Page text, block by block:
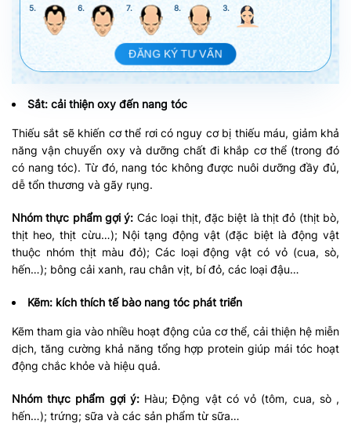
5. 6. 7. 8. 3.
ĐĂNG KÝ TƯ VẤN
Sắt: cải thiện oxy đến nang tóc
Thiếu sắt sẽ khiến cơ thể rơi có nguy cơ bị thiếu máu, giảm khả
năng vận chuyển oxy và dưỡng chất đi khắp cơ thể (trong đó
có nang tóc). Từ đó, nang tóc không được nuôi dưỡng đầy đủ,
dễ tổn thương và gãy rụng.
Nhóm thực phẩm gợi ý: Các loại thịt, đặc biệt là thịt đỏ (thịt bò,
thịt heo, thịt cừu…); Nội tạng động vật (đặc biệt là động vật
thuộc nhóm thịt màu đỏ); Các loại động vật có vỏ (cua, sò,
hến…); bông cải xanh, rau chân vịt, bí đỏ, các loại đậu…
Kẽm: kích thích tế bào nang tóc phát triển
Kẽm tham gia vào nhiều hoạt động của cơ thể, cải thiện hệ miễn
dịch, tăng cường khả năng tổng hợp protein giúp mái tóc hoạt
động chắc khỏe và hiệu quả.
Nhóm thực phẩm gợi ý: Hàu; Động vật có vỏ (tôm, cua, sò ,
hến…); trứng; sữa và các sản phẩm từ sữa…